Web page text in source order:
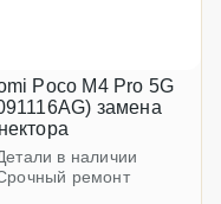
Poco M4 Pro 5G
замена
в наличии
ремонт